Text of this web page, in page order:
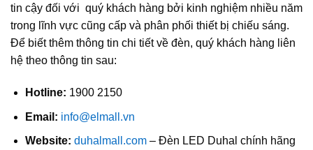
tin cậy đối với quý khách hàng bởi kinh nghiệm nhiều năm
trong lĩnh vực cũng cấp và phân phối thiết bị chiếu sáng.
Để biết thêm thông tin chi tiết về đèn, quý khách hàng liên
hệ theo thông tin sau:
Hotline: 1900 2150
Email: info@elmall.vn
Website: duhalmall.com– Đèn LED Duhal chính hãng